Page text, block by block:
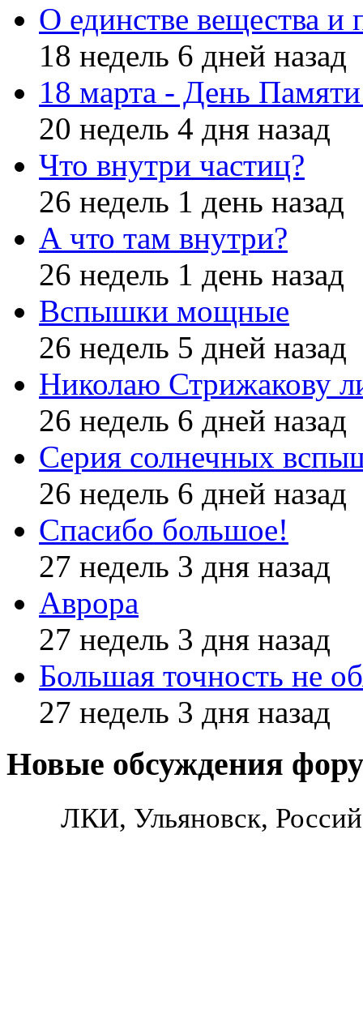
О единстве вещества и
18 недель 6 дней назад
18 марта - День
20 недель 4 дня назад
Что внутри частиц?
26 недель 1 день назад
А что там внутри?
26 недель 1 день назад
Вспышки мощные
26 недель 5 дней назад
Николаю Стрижакову
26 недель 6 дней назад
Серия солнечных
26 недель 6 дней назад
Спасибо большое!
27 недель 3 дня назад
Аврора
27 недель 3 дня назад
Большая точность не
27 недель 3 дня назад
Новые обсуждения
ЛКИ, Ульяновск,